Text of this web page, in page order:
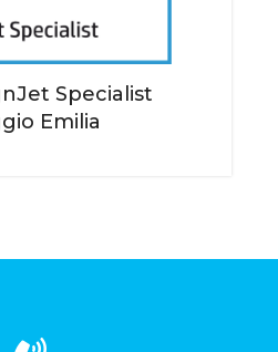
Specialist
Emilia